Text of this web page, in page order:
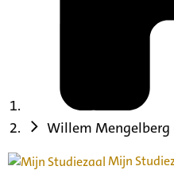
Willem Mengelberg
Mijn